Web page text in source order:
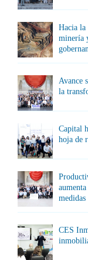
Hacia la
minería
Avance
la
Capital
hoja de
medidas
CES